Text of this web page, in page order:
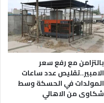
بالتزامن مع رفع سعر
الامبير..تقليص عدد ساعات
المولدات في الحسكة وسط
شكاوى من الاهالي